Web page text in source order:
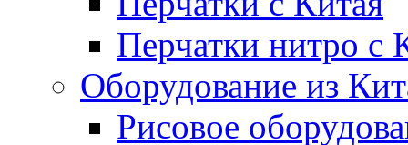
Перчатки нитро с
Оборудование из
Рисовое